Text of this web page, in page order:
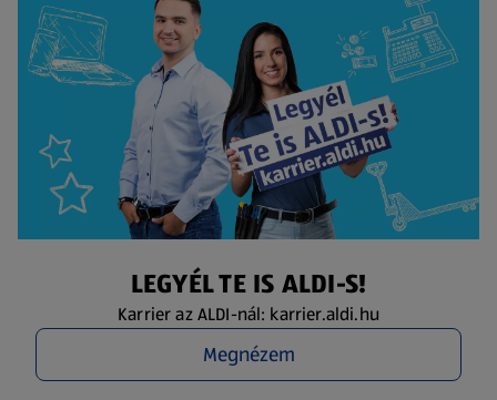
LEGYÉL TE IS ALDI-S!
Karrier az ALDI-nál: karrier.aldi.hu
Megnézem